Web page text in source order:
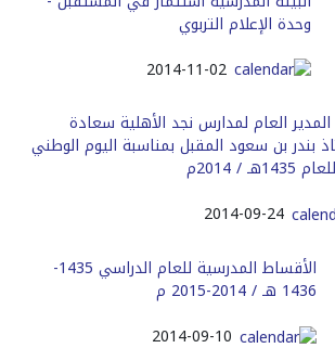
وحدة الإعلام التربوي
2014-11-02
العام لمدارس نجد الأهلية سعادة
بندر بن سعود المقبل بمناسبة اليوم الوطني
2014-09-24
الأقساط المدرسية للعام الدراسي 1435-
1436 هـ / 2014-2015 م
2014-09-10